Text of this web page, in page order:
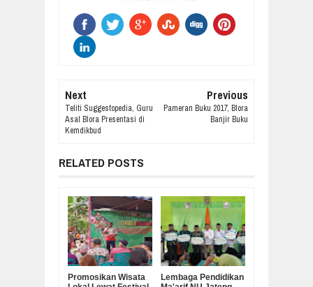
Next
Teliti Suggestopedia, Guru
Asal Blora Presentasi di
Kemdikbud
Previous
Pameran Buku 2017, Blora
Banjir Buku
RELATED POSTS
Promosikan Wisata
Lembaga Pendidikan